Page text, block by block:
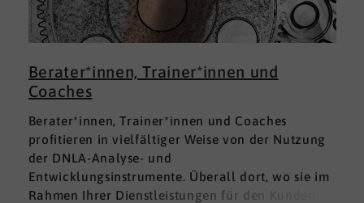
Berater*innen, Trainer*innen und
Coaches
Berater*innen, Trainer*innen und Coaches
profitieren in vielfältiger Weise von der Nutzung
der DNLA-Analyse- und
Entwicklungsinstrumente. Überall dort, wo sie im
Rahmen Ihrer Dienstleistungen für den Kunden